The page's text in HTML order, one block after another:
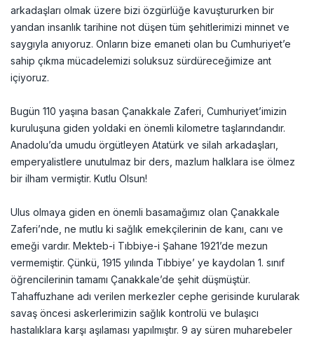
arkadaşları olmak üzere bizi özgürlüğe kavuştururken bir
yandan insanlık tarihine not düşen tüm şehitlerimizi minnet ve
saygıyla anıyoruz. Onların bize emaneti olan bu Cumhuriyet’e
sahip çıkma mücadelemizi soluksuz sürdüreceğimize ant
içiyoruz.
Bugün 110 yaşına basan Çanakkale Zaferi, Cumhuriyet’imizin
kuruluşuna giden yoldaki en önemli kilometre taşlarındandır.
Anadolu’da umudu örgütleyen Atatürk ve silah arkadaşları,
emperyalistlere unutulmaz bir ders, mazlum halklara ise ölmez
bir ilham vermiştir. Kutlu Olsun!
Ulus olmaya giden en önemli basamağımız olan Çanakkale
Zaferi’nde, ne mutlu ki sağlık emekçilerinin de kanı, canı ve
emeği vardır. Mekteb-i Tıbbiye-i Şahane 1921’de mezun
vermemiştir. Çünkü, 1915 yılında Tıbbiye’ ye kaydolan 1. sınıf
öğrencilerinin tamamı Çanakkale’de şehit düşmüştür.
Tahaffuzhane adı verilen merkezler cephe gerisinde kurularak
savaş öncesi askerlerimizin sağlık kontrolü ve bulaşıcı
hastalıklara karşı aşılaması yapılmıştır. 9 ay süren muharebeler